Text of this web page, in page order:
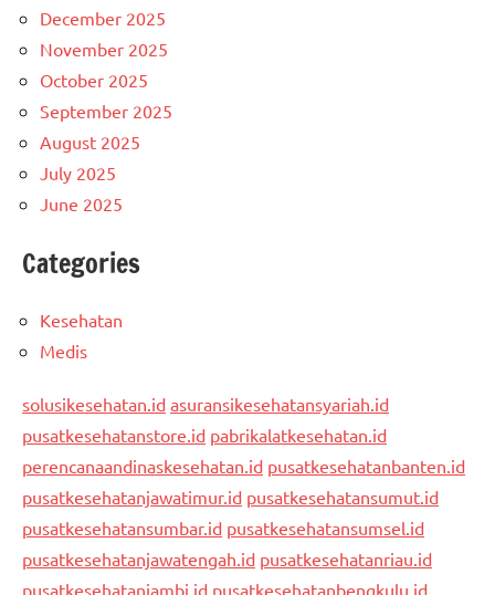
December 2025
November 2025
October 2025
September 2025
August 2025
July 2025
June 2025
Categories
Kesehatan
Medis
solusikesehatan.id asuransikesehatansyariah.id
pusatkesehatanstore.id pabrikalatkesehatan.id
perencanaandinaskesehatan.id pusatkesehatanbanten.id
pusatkesehatanjawatimur.id pusatkesehatansumut.id
pusatkesehatansumbar.id pusatkesehatansumsel.id
pusatkesehatanjawatengah.id pusatkesehatanriau.id
pusatkesehatanjambi.id pusatkesehatanbengkulu.id